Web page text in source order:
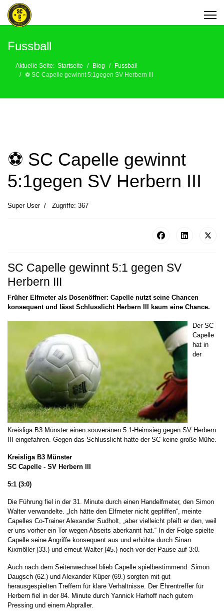
Fussball
Aktuelle Seite: Startseite Blog
Fussball
⚽️ SC Capelle gewinnt 5:1gegen SV Herbern III
⚽️ SC Capelle gewinnt
5:1gegen SV Herbern III
Super User Zugriffe: 367
SC Capelle gewinnt 5:1 gegen SV
Herbern III
Früher Elfmeter als Dosenöffner: Capelle nutzt seine Chancen
konsequent und lässt Schlusslicht Herbern III kaum eine Chance.
Der SC
Capelle
hat in
der
Kreisliga B3 Münster einen souveränen 5:1-Heimsieg gegen SV Herbern
III eingefahren. Gegen das Schlusslicht hatte der SC keine große Mühe.
Kreisliga B3 Münster
SC Capelle - SV Herbern III
5:1 (3:0)
Die Führung fiel in der 31. Minute durch einen Handelfmeter, den Simon
Walter verwandelte. „Ich hätte den Elfmeter nicht gepfiffen“, meinte
Capelles Co-Trainer Alexander Sudholt, „aber vielleicht pfeift er den, weil
er uns vorher ein Tor wegen Abseits aberkannt hat.“ In der Folge spielte
Capelle seine Angriffe konsequent aus und erhöhte durch Sinan
Kixmöller (33.) und erneut Walter (45.) noch vor der Pause auf 3:0.
Auch nach dem Seitenwechsel blieb Capelle spielbestimmend. Simon
Daugsch (62.) und Alexander Küper (69.) sorgten mit gut
herausgespielten Treffern für klare Verhältnisse. Der Ehrentreffer für
Herbern fiel in der 84. Minute durch Yannick Harhoff nach gutem
Pressing und einem Abpraller.